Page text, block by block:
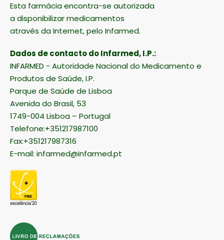
Esta farmácia encontra-se autorizada
a disponibilizar medicamentos
através da Internet, pelo Infarmed.
Dados de contacto do Infarmed, I.P.:
INFARMED - Autoridade Nacional do Medicamento e
Produtos de Saúde, I.P.
Parque de Saúde de Lisboa
Avenida do Brasil, 53
1749-004 Lisboa – Portugal
Telefone:+351217987100
Fax:+351217987316
E-mail: infarmed@infarmed.pt